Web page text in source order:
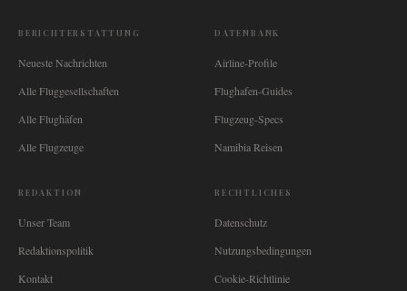
BERICHTERSTATTUNG
Neueste Nachrichten
Alle Fluggesellschaften
Alle Flughäfen
Alle Flugzeuge
DATENBANK
Airline-Profile
Flughafen-Guides
Flugzeug-Specs
Namibia Reisen
REDAKTION
Unser Team
Redaktionspolitik
Kontakt
RECHTLICHES
Datenschutz
Nutzungsbedingungen
Cookie-Richtlinie